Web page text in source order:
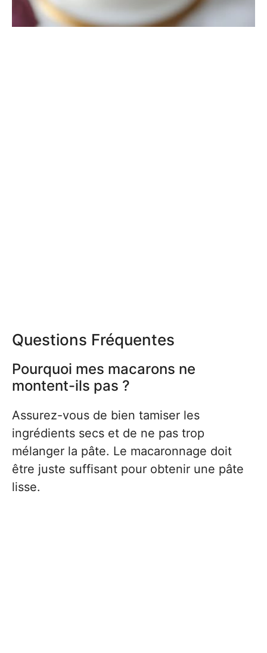
Questions Fréquentes
Pourquoi mes macarons ne
montent-ils pas ?
Assurez-vous de bien tamiser les
ingrédients secs et de ne pas trop
mélanger la pâte. Le macaronnage doit
être juste suffisant pour obtenir une pâte
lisse.